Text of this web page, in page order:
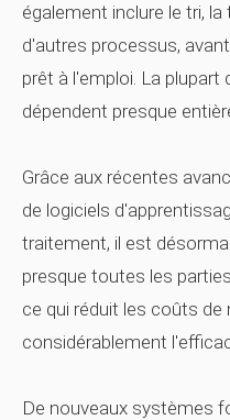
également inclure le tri,
d'autres processus,
prêt à l'emploi. La
dépendent presque
Grâce aux récentes
de logiciels
traitement, il est
presque toutes les
ce qui réduit les coûts
considérablement
De nouveaux systèmes